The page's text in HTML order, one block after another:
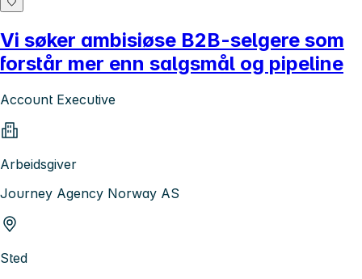
Vi søker ambisiøse B2B-selgere som
forstår mer enn salgsmål og pipeline
Account Executive
Arbeidsgiver
Journey Agency Norway AS
Sted